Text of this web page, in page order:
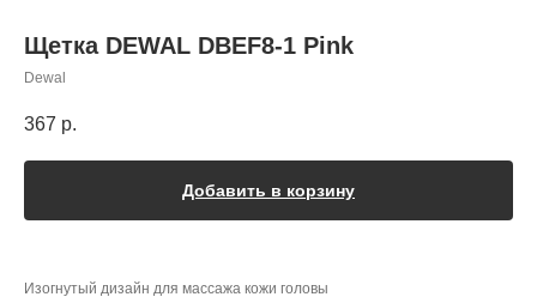
Щетка DEWAL DBEF8-1 Pink
Dewal
367 р.
Добавить в корзину
Изогнутый дизайн для массажа кожи головы